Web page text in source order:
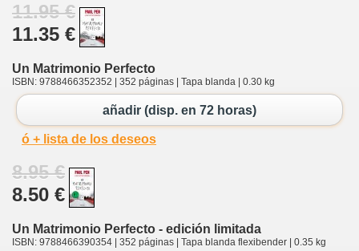
11.95 €
11.35 €
Un Matrimonio Perfecto
ISBN: 9788466352352 | 352 páginas | Tapa blanda | 0.30 kg
añadir (disp. en 72 horas)
ó + lista de los deseos
8.95 €
8.50 €
Un Matrimonio Perfecto - edición limitada
ISBN: 9788466390354 | 352 páginas | Tapa blanda flexibender | 0.35 kg